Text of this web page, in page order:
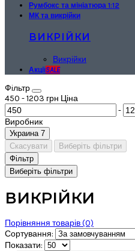
Румбокс та мініатюра 1:12
МК та викрійки
ВИКРІЙКИ
Викрійки
АкціїSALE
Фiльтр
450 -1203 грн Ціна
-
Виробник
Украина 7
Скасувати
Виберіть фільтри
Фiльтр
Виберіть фільтри
ВИКРІЙКИ
Порівняння товарів (0)
Сортування:
Показати: